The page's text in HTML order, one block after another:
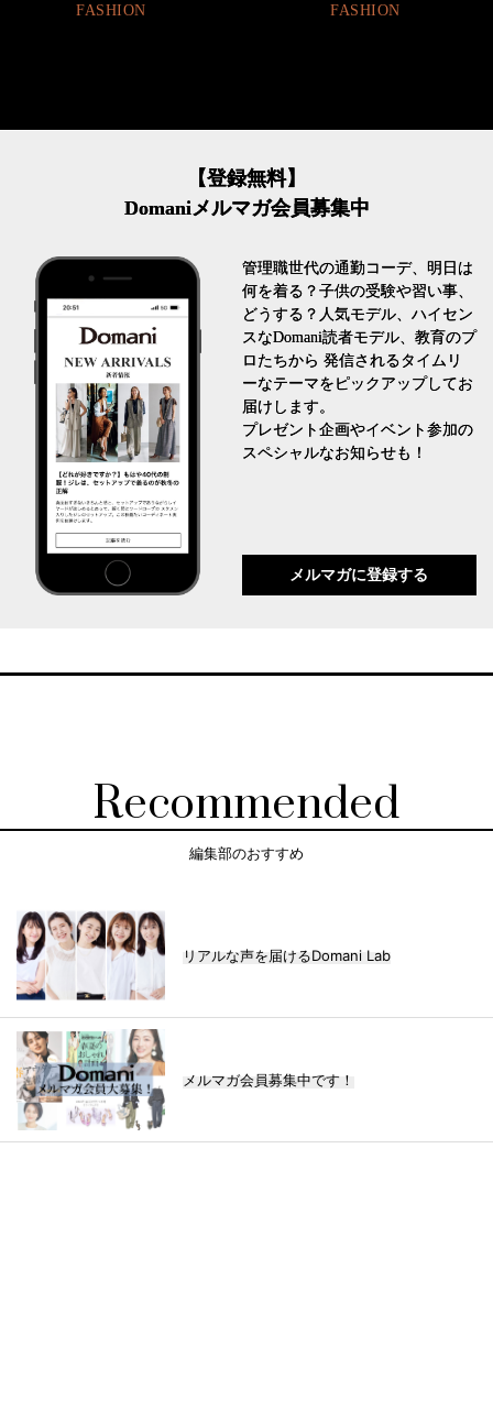
FASHION LIFESTYLE
【登録無料】
Domaniメルマガ会員募集中
管理職世代の通勤コーデ、明日は
何を着る？子供の受験や習い事、
どうする？人気モデル、ハイセン
スなDomani読者モデル、教育のプ
ロたちから 発信されるタイムリ
ーなテーマをピックアップしてお
届けします。
プレゼント企画やイベント参加の
スペシャルなお知らせも！
メルマガに登録する
Recommended
編集部のおすすめ
リアルな声を届けるDomani Lab
メルマガ会員募集中です！